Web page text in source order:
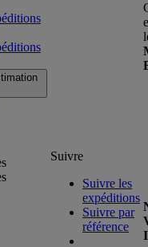
Suivre
Suivre les
expéditions
Suivre par
référence